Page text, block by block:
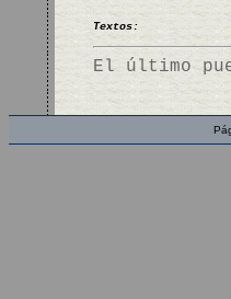
Textos:
El último